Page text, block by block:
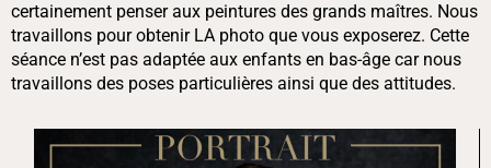
certainement penser aux peintures des grands maîtres. Nous
travaillons pour obtenir LA photo que vous exposerez. Cette
séance n’est pas adaptée aux enfants en bas-âge car nous
travaillons des poses particulières ainsi que des attitudes.